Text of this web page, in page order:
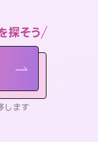
探そう
します